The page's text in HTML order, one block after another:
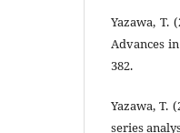
Yazawa, T.
Advances
382.
Yazawa, T.
series